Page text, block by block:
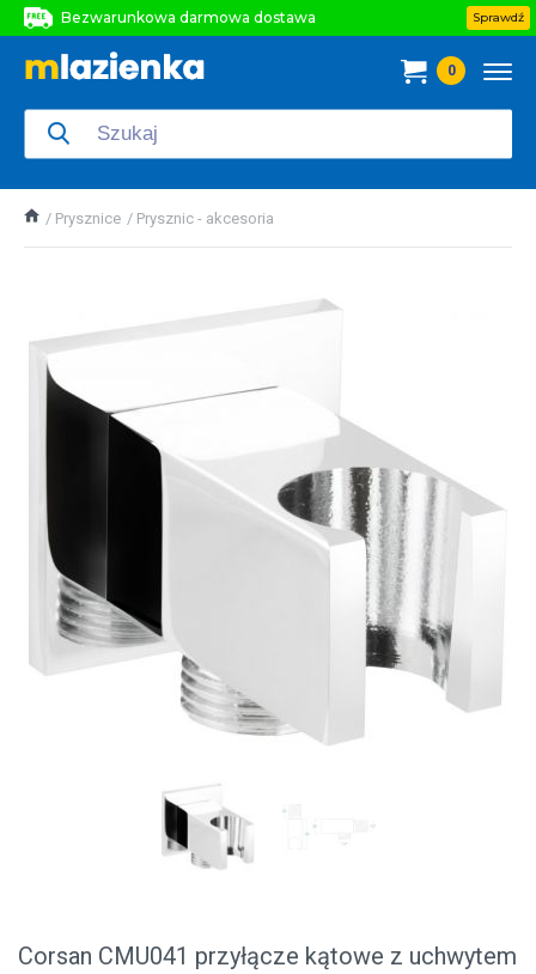
Bezwarunkowa darmowa dostawa
Bezwarunkowa darmowa dostawa
Sprawdź
0
Prysznice Prysznic - akcesoria
Corsan CMU041 przyłącze kątowe z uchwytem